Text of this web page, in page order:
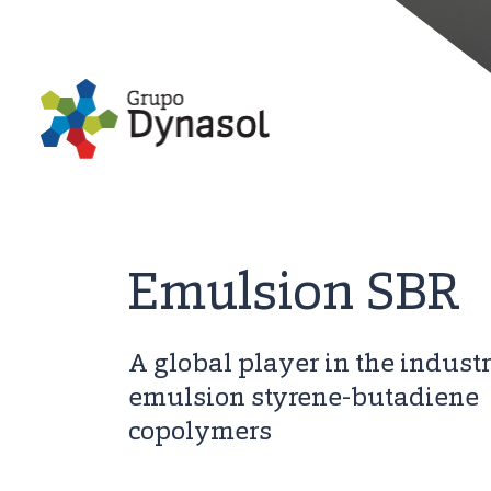
Emulsion SBR
A global player in the
emulsion styrene-butadiene
copolymers